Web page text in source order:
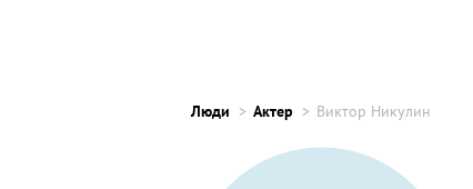
Люди Актер Виктор Никулин